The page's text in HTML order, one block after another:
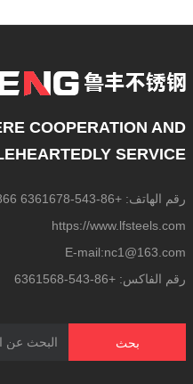
COOPERATION AND
SERVICE!
رقم الهاتف: +86-543-6361678 6361866
https://www.lfsteels.com
E-mail:nc1@163.com
رقم الفاكس: +86-543-6361568
بحث